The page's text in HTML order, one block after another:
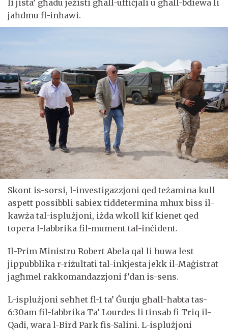
li jista’ għadu jeżisti għall-uffiċjali u għall-bdiewa li
jaħdmu fl-inħawi.
Skont is-sorsi, l-investigazzjoni qed teżamina kull
aspett possibbli sabiex tiddetermina mhux biss il-
kawża tal-isplużjoni, iżda wkoll kif kienet qed
topera l-fabbrika fil-mument tal-inċident.
Il-Prim Ministru Robert Abela qal li huwa lest
jippubblika r-riżultati tal-inkjesta jekk il-Maġistrat
jagħmel rakkomandazzjoni f’dan is-sens.
L-isplużjoni seħħet fl-1 ta’ Ġunju għall-ħabta tas-
6:30am fil-fabbrika Ta’ Lourdes li tinsab fi Triq il-
Qadi, wara l-Bird Park fis-Salini. L-isplużjoni